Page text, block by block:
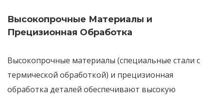
Высокопрочные Материалы и
Прецизионная Обработка
Высокопрочные материалы (специальные стали с
термической обработкой) и прецизионная
обработка деталей обеспечивают высокую